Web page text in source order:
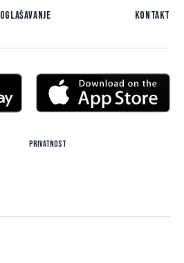
Oglašavanje Kontakt
Privatnost